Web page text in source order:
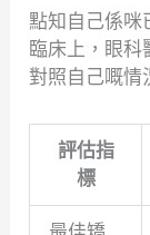
點知自己係咪
臨床上，眼科
對照自己嘅情
評估指
標